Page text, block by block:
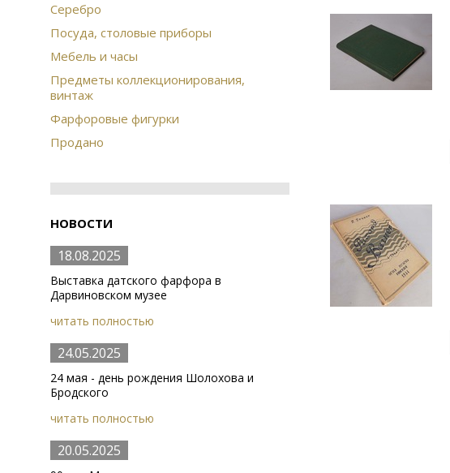
Серебро
Посуда, столовые приборы
Мебель и часы
Предметы коллекционирования,
винтаж
Фарфоровые фигурки
Продано
НОВОСТИ
18.08.2025
Выставка датского фарфора в
Дарвиновском музее
читать полностью
24.05.2025
24 мая - день рождения Шолохова и
Бродского
читать полностью
20.05.2025